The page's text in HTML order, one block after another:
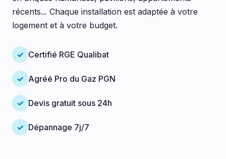
récents... Chaque installation est adaptée à votre
logement et à votre budget.
✓ Certifié RGE Qualibat
✓ Agréé Pro du Gaz PGN
✓ Devis gratuit sous 24h
✓ Dépannage 7j/7